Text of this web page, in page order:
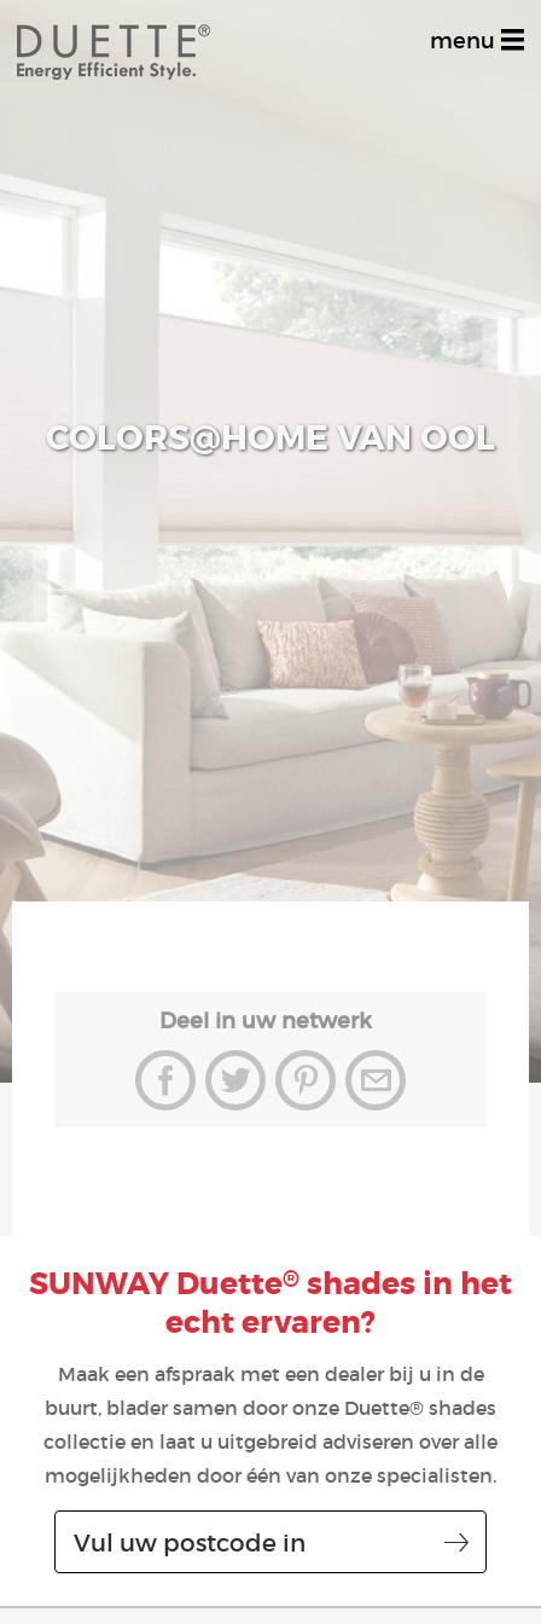
menu
COLORS@HOME VAN OOL
Deel in uw netwerk
SUNWAY Duette® shades in het
echt ervaren?
Maak een afspraak met een dealer bij u in de
buurt, blader samen door onze Duette® shades
collectie en laat u uitgebreid adviseren over alle
mogelijkheden door één van onze specialisten.
Stel uw vraag
Inspiratiealbum
Veiligheid
Contact